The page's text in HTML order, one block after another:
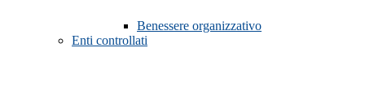
Benessere organizzativo
Enti controllati